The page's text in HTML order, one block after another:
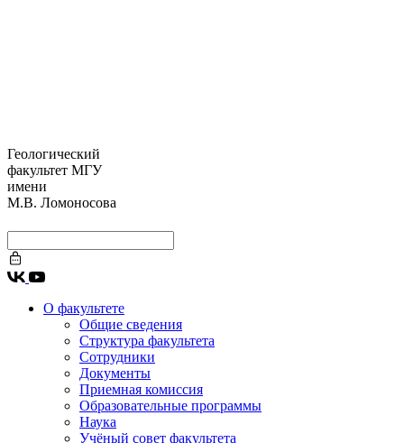
Геологический
факультет МГУ
имени
М.В. Ломоносова
О факультете
Общие сведения
Структура факультета
Сотрудники
Документы
Приемная комиссия
Образовательные программы
Наука
Учёный совет факультета